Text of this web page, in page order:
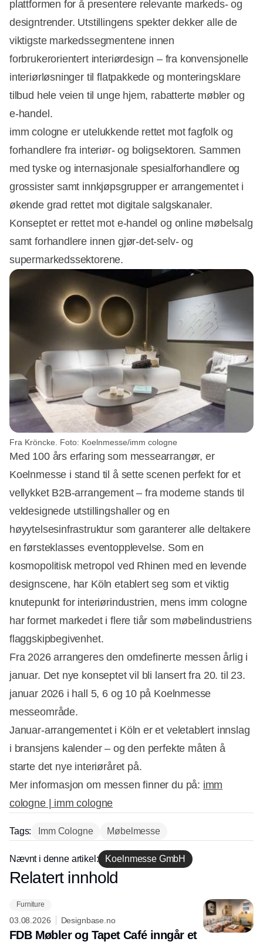
plattformen for å presentere relevante markeds- og
designtrender. Utstillingens spekter dekker alle de
viktigste markedssegmentene innen
forbrukerorientert interiørdesign – fra konvensjonelle
interiørløsninger til flatpakkede og monteringsklare
tilbud hele veien til unge hjem, rabatterte møbler og
e-handel.
imm cologne er utelukkende rettet mot fagfolk og
forhandlere fra interiør- og boligsektoren. Sammen
med tyske og internasjonale spesialforhandlere og
grossister samt innkjøpsgrupper er arrangementet i
økende grad rettet mot digitale salgskanaler.
Konseptet er rettet mot e-handel og online møbelsalg
samt forhandlere innen gjør-det-selv- og
supermarkedssektorene.
Fra Kröncke. Foto: Koelnmesse/imm cologne
Med 100 års erfaring som messearrangør, er
Koelnmesse i stand til å sette scenen perfekt for et
vellykket B2B-arrangement – ​​fra moderne stands til
veldesignede utstillingshaller og en
høyytelsesinfrastruktur som garanterer alle deltakere
en førsteklasses eventopplevelse. Som en
kosmopolitisk metropol ved Rhinen med en levende
designscene, har Köln etablert seg som et viktig
knutepunkt for interiørindustrien, mens imm cologne
har formet markedet i flere tiår som møbelindustriens
flaggskipbegivenhet.
Fra 2026 arrangeres den omdefinerte messen årlig i
januar. Det nye konseptet vil bli lansert fra 20. til 23.
januar 2026 i hall 5, 6 og 10 på Koelnmesse
messeområde.
Januar-arrangementet i Köln er et veletablert innslag
i bransjens kalender – og den perfekte måten å
starte det nye interiøråret på.
Mer informasjon om messen finner du på: imm
cologne | imm cologne
Tags: Imm Cologne Møbelmesse
Nævnt i denne artikel: Koelnmesse GmbH
Annonce
Relatert innhold
Furniture
03.08.2026 Designbase.no
FDB Møbler og Tapet Café inngår et